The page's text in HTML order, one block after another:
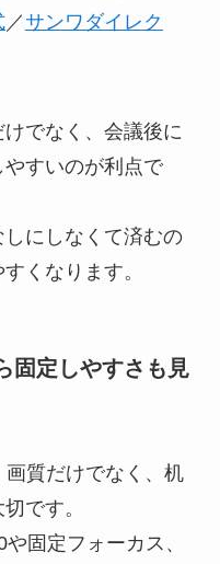
／サンワダイレク
でなく、会議後に
すいのが利点で
にしなくて済むの
くなります。
固定しやすさも見
質だけでなく、机
です。
固定フォーカス、